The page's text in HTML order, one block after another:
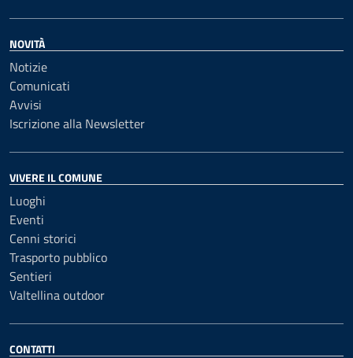
NOVITÀ
Notizie
Comunicati
Avvisi
Iscrizione alla Newsletter
VIVERE IL COMUNE
Luoghi
Eventi
Cenni storici
Trasporto pubblico
Sentieri
Valtellina outdoor
CONTATTI